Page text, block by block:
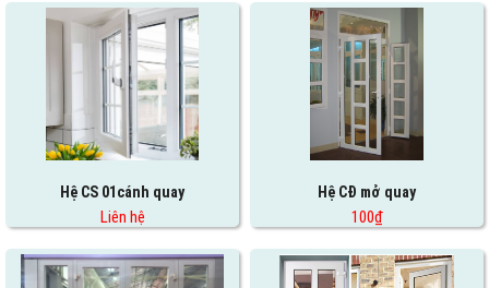
Hệ CS 01cánh quay
Liên hệ
Hệ CĐ mở quay
100₫